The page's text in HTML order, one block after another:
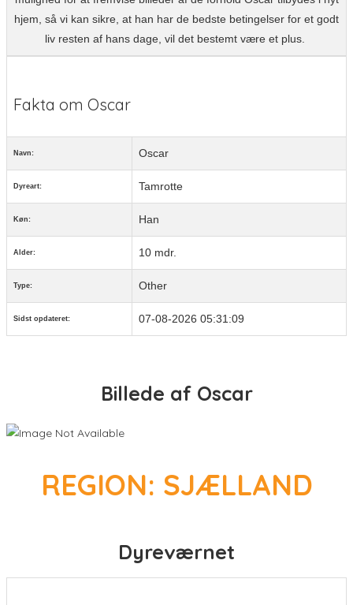
hjem, så vi kan sikre, at han har de bedste betingelser for et godt
liv resten af hans dage, vil det bestemt være et plus.
Fakta om Oscar
Navn: Oscar
Dyreart: Tamrotte
Køn: Han
Alder: 10 mdr.
Type: Other
Sidst opdateret: 07-08-2026 05:31:09
Billede af Oscar
REGION: SJÆLLAND
Dyreværnet